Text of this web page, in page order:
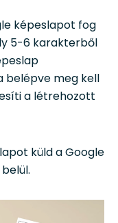
képeslapot fog
5-6 karakterből
belépve meg kell
a létrehozott
küld a Google